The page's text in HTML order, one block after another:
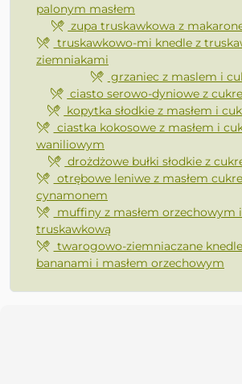
palonym masłem
zupa truskawkowa z
truskawkowo-mi knedle z
ziemniakami
grzaniec z maslem i
ciasto serowo-dyniowe z
kopytka słodkie z masłem i
ciastka kokosowe z masłem i
waniliowym
drożdżowe bułki słodkie z
otrębowe leniwe z masłem
cynamonem
muffiny z masłem orzechowym
truskawkową
twarogowo-ziemniaczane
bananami i masłem orzechowym